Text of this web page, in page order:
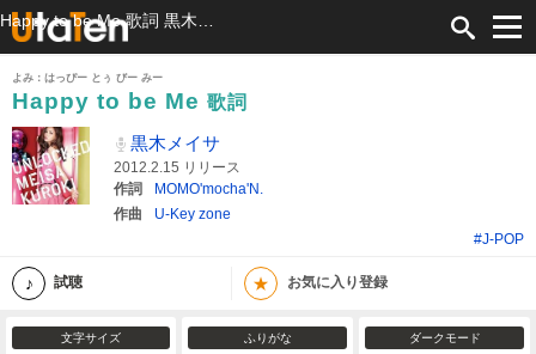
よみ：はっぴー とぅ びー みー
Happy to be Me 歌詞
黒木メイサ
2012.2.15 リリース
作詞
MOMO'mocha'N.
作曲
U-Key zone
#J-POP
試聴 ★ お気に入り登録
文字サイズ ふりがな ダークモード